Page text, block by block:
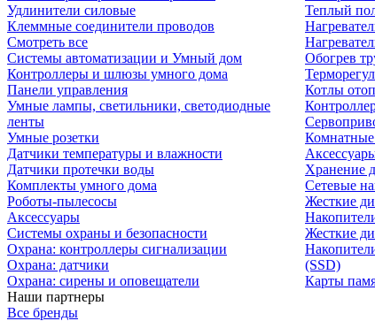
Удлинители силовые
Клеммные соединители проводов
Смотреть все
Системы автоматизации и Умный дом
Контроллеры и шлюзы умного дома
Панели управления
Умные лампы, светильники, светодиодные
ленты
Умные розетки
Датчики температуры и влажности
Датчики протечки воды
Комплекты умного дома
Роботы-пылесосы
Аксессуары
Системы охраны и безопасности
Охрана: контроллеры сигнализации
Охрана: датчики
Охрана: сирены и оповещатели
Теплый
Обогрев
Котлы
Комнатные
Хранение
Сетевые
Жесткие
Жесткие
(SSD)
Карты
Наши партнеры
Все бренды